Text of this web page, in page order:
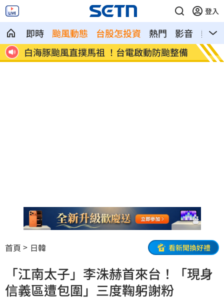
登入
即時 颱風動態 台股怎投資 熱門 影音
熱搜
屍
白海豚颱風直撲馬祖 ！台電啟動防颱整備
狄志
話
首頁 日韓 看新聞換好禮
「江南太子」李洙赫首來台！「現身
信義區遭包圍」三度鞠躬謝粉